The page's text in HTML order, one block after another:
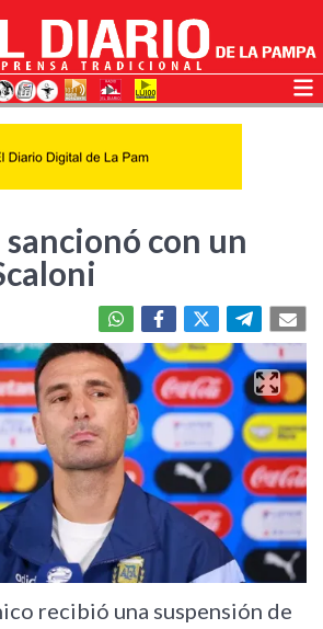
con un
recibió una suspensión de